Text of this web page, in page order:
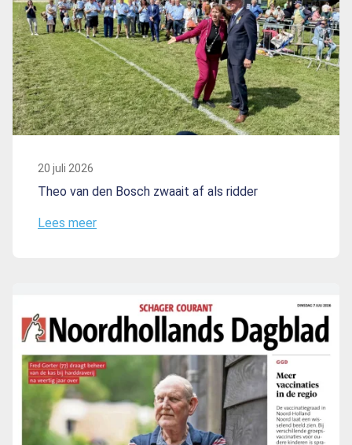
20 juli 2026
Theo van den Bosch zwaait af als ridder
Lees meer